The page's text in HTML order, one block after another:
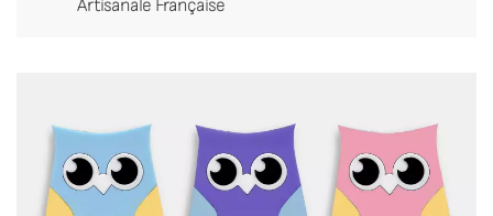
Artisanale Française